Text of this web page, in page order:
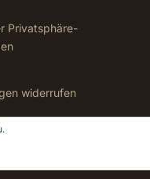
Privatsphäre-
widerrufen